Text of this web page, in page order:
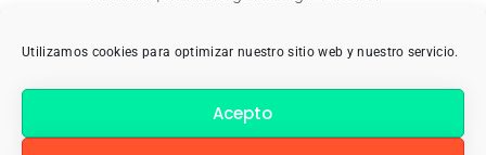
Utilizamos cookies para optimizar nuestro sitio web y nuestro servicio.
Acepto
Aviso Legal